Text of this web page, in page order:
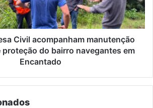
Civil acompanham manutenção
do bairro navegantes em
Encantado